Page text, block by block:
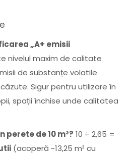
„A+ emisii
nivelul maxim de calitate
de substanțe volatile
Sigur pentru utilizare în
spații închise unde calitatea
perete de 10 m²? 10 ÷ 2,65 =
(acoperă ~13,25 m² cu